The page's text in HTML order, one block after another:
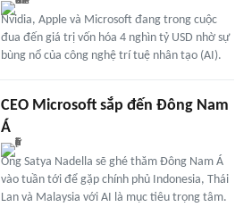
Nvidia, Apple và Microsoft đang trong cuộc
đua đến giá trị vốn hóa 4 nghìn tỷ USD nhờ sự
bùng nổ của công nghệ trí tuệ nhân tạo (AI).
CEO Microsoft sắp đến Đông Nam
Á
Ông Satya Nadella sẽ ghé thăm Đông Nam Á
vào tuần tới để gặp chính phủ Indonesia, Thái
Lan và Malaysia với AI là mục tiêu trọng tâm.